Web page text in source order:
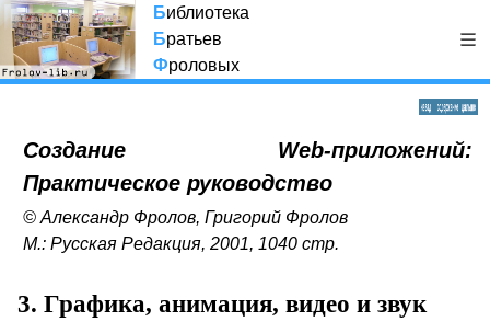
Библиотека
Братьев
Фроловых
Создание Web-приложений:
Практическое руководство
© Александр Фролов, Григорий Фролов
М.: Русская Редакция, 2001, 1040 стр.
3. Графика, анимация, видео и звук